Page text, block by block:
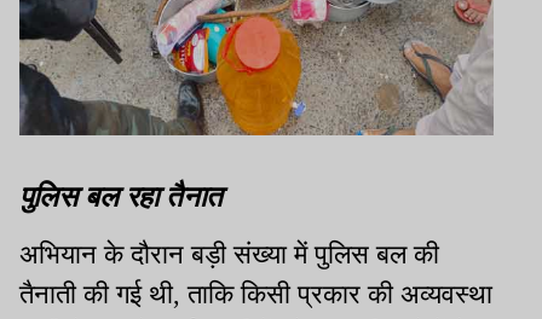
पुलिस बल रहा तैनात
अभियान के दौरान बड़ी संख्या में पुलिस बल की
तैनाती की गई थी, ताकि किसी प्रकार की अव्यवस्था